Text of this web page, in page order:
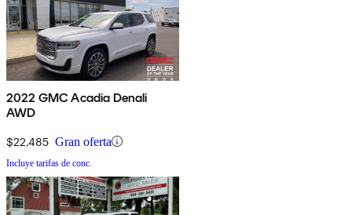
2022 GMC Acadia Denali
AWD
$22,485 Gran oferta
Incluye tarifas de conc.